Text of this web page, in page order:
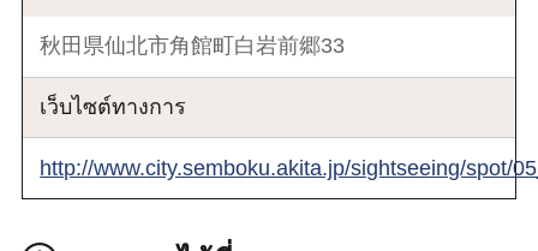
秋田県仙北市角館町白岩前郷33
เว็บไซต์ทางการ
http://www.city.semboku.akita.jp/sightseeing/spot/